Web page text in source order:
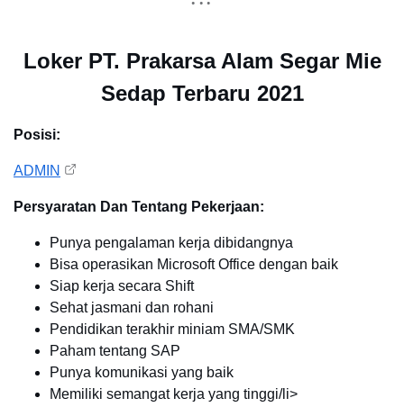
Loker PT. Prakarsa Alam Segar Mie
Sedap Terbaru 2021
Posisi:
ADMIN
Persyaratan Dan Tentang Pekerjaan:
Punya pengalaman kerja dibidangnya
Bisa operasikan Microsoft Office dengan baik
Siap kerja secara Shift
Sehat jasmani dan rohani
Pendidikan terakhir miniam SMA/SMK
Paham tentang SAP
Punya komunikasi yang baik
Memiliki semangat kerja yang tinggi/li>